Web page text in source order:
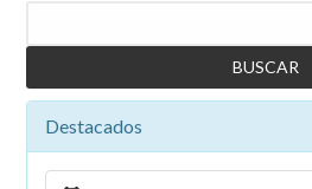
Destacados